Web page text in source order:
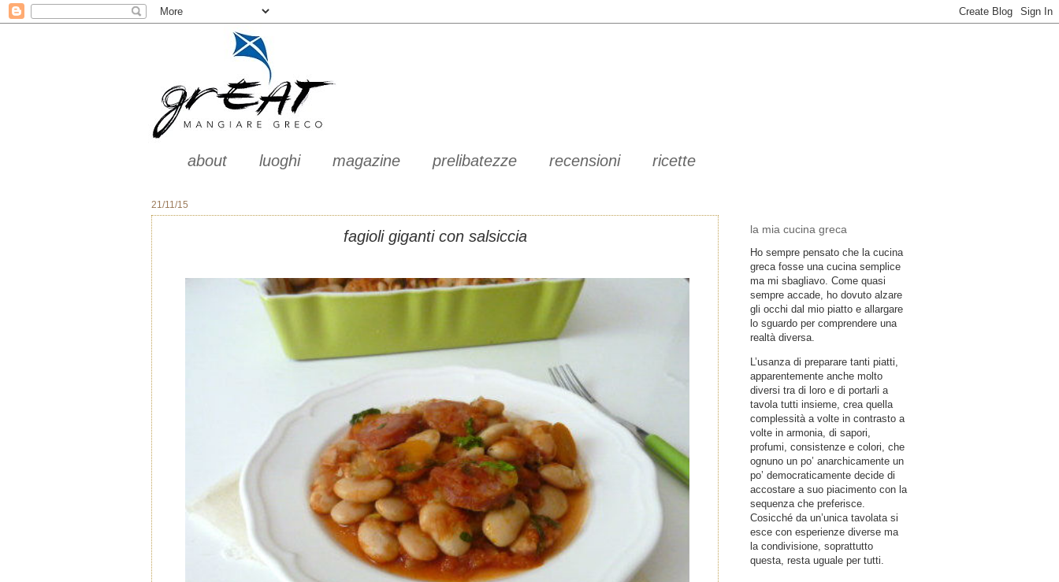
about luoghi magazine prelibatezze recensioni ricette
21/11/15
fagioli giganti con salsiccia la mia cucina greca
Ho sempre pensato che la cucina
greca fosse una cucina semplice
ma mi sbagliavo. Come quasi
sempre accade, ho dovuto alzare
gli occhi dal mio piatto e allargare
lo sguardo per comprendere una
realtà diversa.
L’usanza di preparare tanti piatti,
apparentemente anche molto
diversi tra di loro e di portarli a
tavola tutti insieme, crea quella
complessità a volte in contrasto a
volte in armonia, di sapori,
profumi, consistenze e colori, che
ognuno un po’ anarchicamente un
po’ democraticamente decide di
accostare a suo piacimento con la
sequenza che preferisce.
Cosicché da un’unica tavolata si
esce con esperienze diverse ma
la condivisione, soprattutto
questa, resta uguale per tutti.